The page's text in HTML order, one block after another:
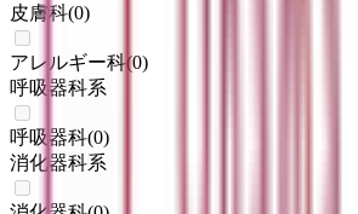
皮膚科(0)
アレルギー科(0)
呼吸器科系
呼吸器科(0)
消化器科系